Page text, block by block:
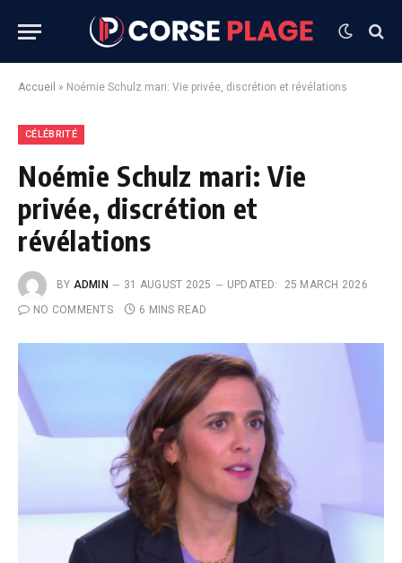
Accueil » Noémie Schulz mari: Vie privée, discrétion et révélations
CÉLÉBRITÉ
Noémie Schulz mari: Vie
privée, discrétion et
révélations
BY ADMIN 31 AUGUST 2025 UPDATED:
25 MARCH 2026
NO COMMENTS
6 MINS READ